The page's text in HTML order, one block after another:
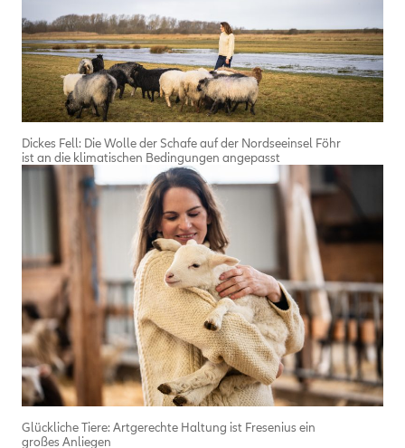
Glückliche Tiere: Artgerechte Haltung ist Fresenius ein
großes Anliegen
Dickes Fell: Die Wolle der Schafe auf der Nordseeinsel Föhr
ist an die klimatischen Bedingungen angepasst